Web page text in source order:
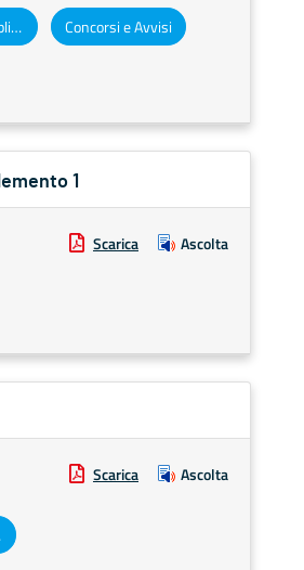
Atti degli enti locali e degli enti pubblici e privati Concorsi e Avvisi
1
Scarica Ascolta
Scarica Ascolta